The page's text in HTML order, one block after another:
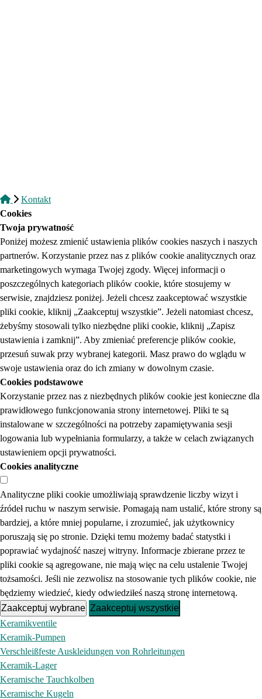
Kontakt
Cookies
Twoja prywatność
Poniżej możesz zmienić ustawienia plików cookies naszych i naszych
partnerów. Korzystanie przez nas z plików cookie analitycznych oraz
marketingowych wymaga Twojej zgody. Więcej informacji o
poszczególnych kategoriach plików cookie, które stosujemy w
serwisie, znajdziesz poniżej. Jeżeli chcesz zaakceptować wszystkie
pliki cookie, kliknij „Zaakceptuj wszystkie”. Jeżeli natomiast chcesz,
żebyśmy stosowali tylko niezbędne pliki cookie, kliknij „Zapisz
ustawienia i zamknij”. Aby zmieniać preferencje plików cookie,
przesuń suwak przy wybranej kategorii. Masz prawo do wglądu w
swoje ustawienia oraz do ich zmiany w dowolnym czasie.
Cookies podstawowe
Korzystanie przez nas z niezbędnych plików cookie jest konieczne dla
prawidłowego funkcjonowania strony internetowej. Pliki te są
instalowane w szczególności na potrzeby zapamiętywania sesji
logowania lub wypełniania formularzy, a także w celach związanych
ustawieniem opcji prywatności.
Cookies analityczne
Analityczne pliki cookie umożliwiają sprawdzenie liczby wizyt i
źródeł ruchu w naszym serwisie. Pomagają nam ustalić, które strony są
bardziej, a które mniej popularne, i zrozumieć, jak użytkownicy
poruszają się po stronie. Dzięki temu możemy badać statystki i
poprawiać wydajność naszej witryny. Informacje zbierane przez te
pliki cookie są agregowane, nie mają więc na celu ustalenie Twojej
tożsamości. Jeśli nie zezwolisz na stosowanie tych plików cookie, nie
będziemy wiedzieć, kiedy odwiedziłeś naszą stronę internetową.
Zaakceptuj wybrane Zaakceptuj wszystkie
Keramikventile
Keramik-Pumpen
Verschleißfeste Auskleidungen von Rohrleitungen
Keramik-Lager
Keramische Tauchkolben
Keramische Kugeln